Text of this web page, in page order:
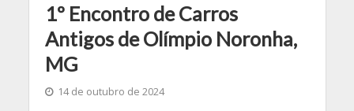
1º Encontro de Carros
Antigos de Olímpio Noronha,
MG
14 de outubro de 2024